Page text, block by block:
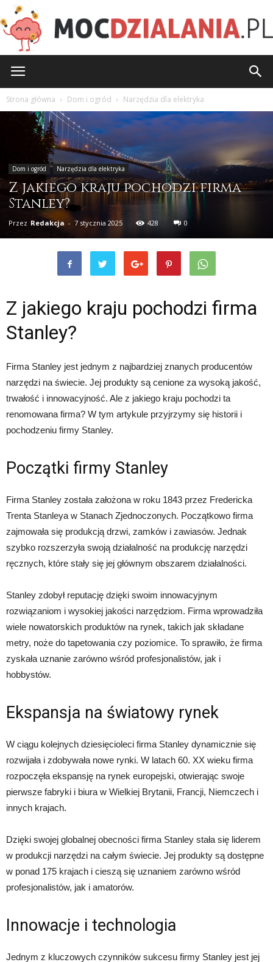
Strona główna Dom i ogród Narzędzia dla elektryka
Dom i ogród Narzędzia dla elektryka
Z jakiego kraju pochodzi firma
Stanley?
Przez Redakcja - 7 stycznia 2025 428 0
Z jakiego kraju pochodzi firma
Stanley?
Firma Stanley jest jednym z najbardziej znanych producentów
narzędzi na świecie. Jej produkty są cenione za wysoką jakość,
trwałość i innowacyjność. Ale z jakiego kraju pochodzi ta
renomowana firma? W tym artykule przyjrzymy się historii i
pochodzeniu firmy Stanley.
Początki firmy Stanley
Firma Stanley została założona w roku 1843 przez Fredericka
Trenta Stanleya w Stanach Zjednoczonych. Początkowo firma
zajmowała się produkcją drzwi, zamków i zawiasów. Jednak
szybko rozszerzyła swoją działalność na produkcję narzędzi
ręcznych, które stały się jej głównym obszarem działalności.
Stanley zdobył reputację dzięki swoim innowacyjnym
rozwiązaniom i wysokiej jakości narzędziom. Firma wprowadziła
wiele nowatorskich produktów na rynek, takich jak składane
metry, noże do tapetowania czy poziomice. To sprawiło, że firma
zyskała uznanie zarówno wśród profesjonalistów, jak i
hobbystów.
Ekspansja na światowy rynek
W ciągu kolejnych dziesięcioleci firma Stanley dynamicznie się
rozwijała i zdobywała nowe rynki. W latach 60. XX wieku firma
rozpoczęła ekspansję na rynek europejski, otwierając swoje
pierwsze fabryki i biura w Wielkiej Brytanii, Francji, Niemczech i
innych krajach.
Dzięki swojej globalnej obecności firma Stanley stała się liderem
w produkcji narzędzi na całym świecie. Jej produkty są dostępne
w ponad 175 krajach i cieszą się uznaniem zarówno wśród
profesjonalistów, jak i amatorów.
Innowacje i technologia
Jednym z kluczowych czynników sukcesu firmy Stanley jest jej